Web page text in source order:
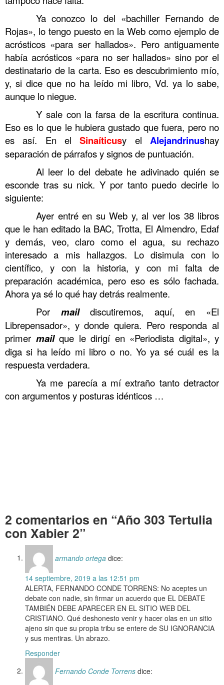
Ya conozco lo del «bachiller Fernando de
Rojas», lo tengo puesto en la Web como ejemplo de
acrósticos «para ser hallados». Pero antiguamente
había acrósticos «para no ser hallados» sino por el
destinatario de la carta. Eso es descubrimiento mío,
y, si dice que no ha leído mi libro, Vd. ya lo sabe,
aunque lo niegue.
Y sale con la farsa de la escritura continua.
Eso es lo que le hubiera gustado que fuera, pero no
es así. En elSinaíticusy el Alejandrinushay
separación de párrafos y signos de puntuación.
Al leer lo del debate he adivinado quién se
esconde tras su nick. Y por tanto puedo decirle lo
siguiente:
Ayer entré en su Web y, al ver los 38 libros
que le han editado la BAC, Trotta, El Almendro, Edaf
y demás, veo, claro como el agua, su rechazo
interesado a mis hallazgos. Lo disimula con lo
científico, y con la historia, y con mi falta de
preparación académica, pero eso es sólo fachada.
Ahora ya sé lo qué hay detrás realmente.
Por maildiscutiremos, aquí, en «El
Librepensador», y donde quiera. Pero responda al
primer mail que le dirigí en «Periodista digital», y
diga si ha leído mi libro o no. Yo ya sé cuál es la
respuesta verdadera.
Ya me parecía a mí extraño tanto detractor
con argumentos y posturas idénticos …
2 comentarios en “Año 303 Tertulia
con Xabier 2”
armando ortega dice:
14 septiembre, 2019 a las 12:51 pm
ALERTA, FERNANDO CONDE TORRENS: No aceptes un
debate con nadie, sin firmar un acuerdo que EL DEBATE
TAMBIÉN DEBE APARECER EN EL SITIO WEB DEL
CRISTIANO. Qué deshonesto venir y hacer olas en un sitio
ajeno sin que su propia tribu se entere de SU IGNORANCIA
y sus mentiras. Un abrazo.
Responder
Fernando Conde Torrens dice: